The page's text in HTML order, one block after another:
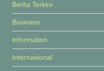
Berita Terkini
Business
Information
Internasional